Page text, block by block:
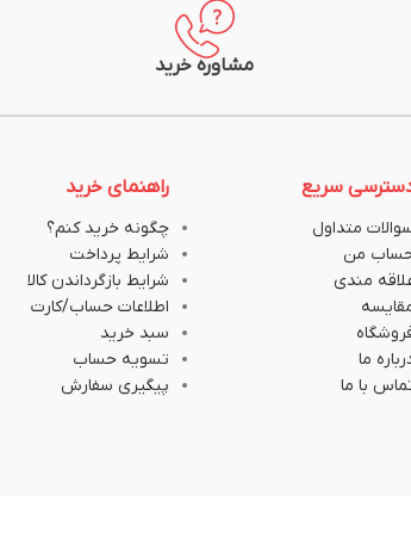
مشاوره خرید
سریع
متداول
من
مندی
ما
با ما
راهنمای خرید
چگونه خرید کنم؟
شرایط پرداخت
شرایط بازگرداندن کالا
اطلاعات حساب/کارت
سبد خرید
تسویه حساب
پیگیری سفارش